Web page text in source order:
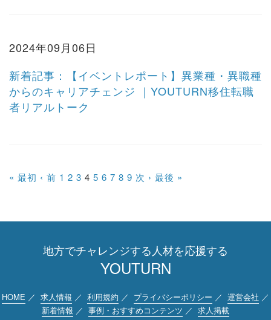
2024年09月06日
新着記事：【イベントレポート】異業種・異職種
からのキャリアチェンジ ｜YOUTURN移住転職
者リアルトーク
« 最初 ‹ 前 1 2 3 4 5 6 7 8 9 次 › 最後 »
地方でチャレンジする人材を応援する
YOUTURN
HOME ／ 求人情報 ／ 利用規約 ／ プライバシーポリシー ／ 運営会社 ／
新着情報 ／ 事例・おすすめコンテンツ ／ 求人掲載